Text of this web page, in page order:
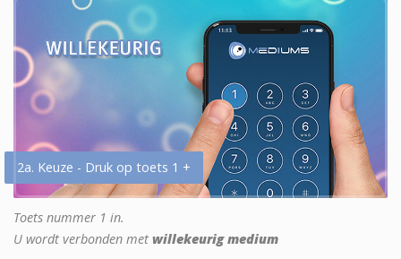
2a. Keuze - Druk op toets 1 +
Toets nummer 1 in.
U wordt verbonden met willekeurig medium